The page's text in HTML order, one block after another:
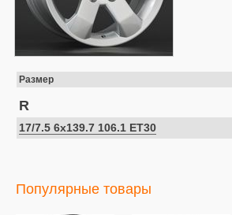
Размер
R
17/7.5 6x139.7 106.1 ET30
Популярные товары